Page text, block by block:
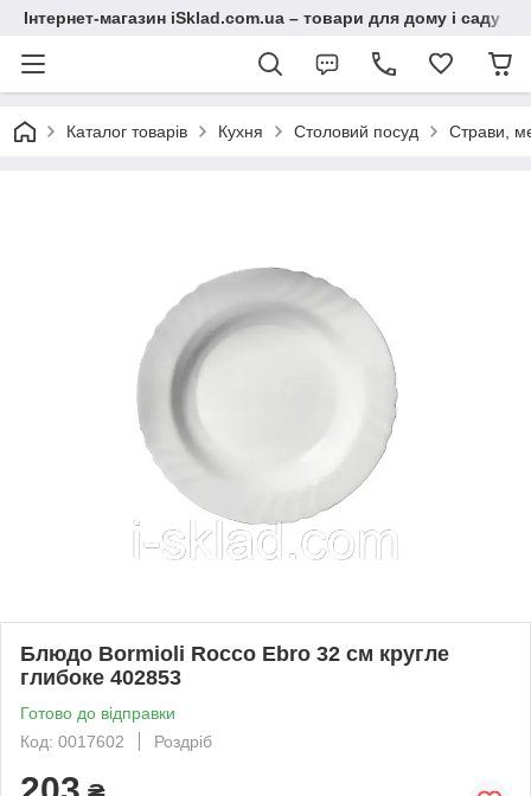
Інтернет-магазин iSklad.com.ua – товари для дому і саду
Каталог товарів Кухня Столовий посуд Страви,
Блюдо Bormioli Rocco Ebro 32 см кругле
глибоке 402853
Готово до відправки
Код: 0017602
Роздріб